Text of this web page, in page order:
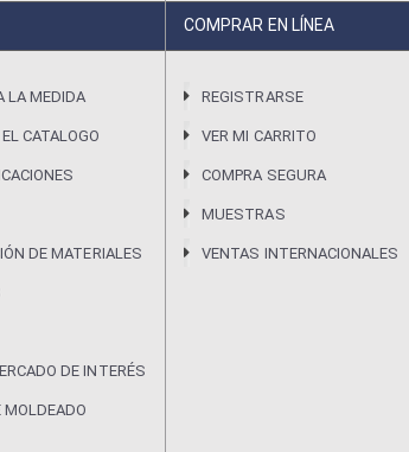
LA MEDIDA
CATALOGO
DE MATERIALES
DE INTERÉS
MOLDEADO
COMPRAR EN LÍNEA
REGISTRARSE
VER MI CARRITO
COMPRA SEGURA
MUESTRAS
VENTAS INTERNACIONALES